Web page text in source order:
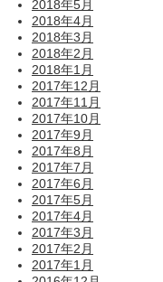
2018年5月
2018年4月
2018年3月
2018年2月
2018年1月
2017年12月
2017年11月
2017年10月
2017年9月
2017年8月
2017年7月
2017年6月
2017年5月
2017年4月
2017年3月
2017年2月
2017年1月